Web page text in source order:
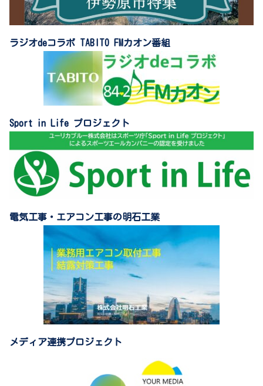
ラジオdeコラボ TABITO FMカオン番組
Sport in Life プロジェクト
電気工事・エアコン工事の明石工業
メディア連携プロジェクト